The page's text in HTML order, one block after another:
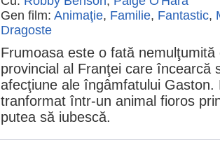
Gen film: Animaţie, Familie, Fantastic,
Dragoste
Frumoasa este o fată
provincial al Franţei care încearcă
afecţiune ale îngâmfatului Gaston.
tranformat într-un animal fioros
putea să iubescă.